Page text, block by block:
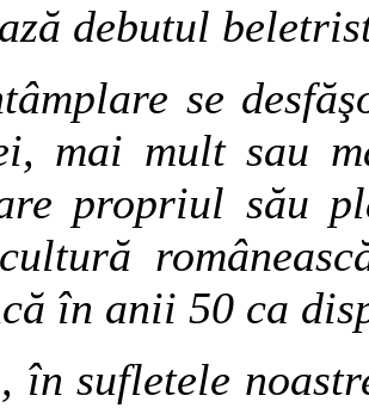
debutul
se
mai mult sau
propriul său
în anii 50 ca
în sufletele